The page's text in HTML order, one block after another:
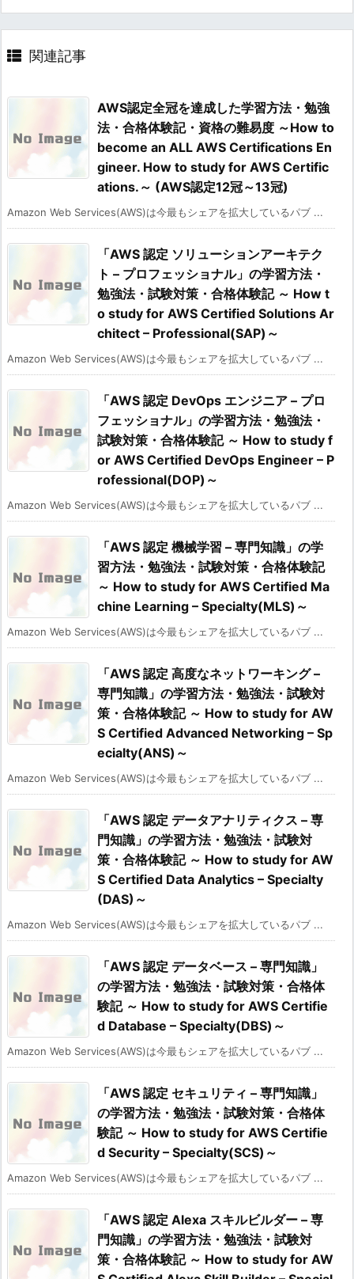
関連記事
AWS認定全冠を達成した学習方法・勉強
法・合格体験記・資格の難易度 ～How to
become an ALL AWS Certifications En
gineer. How to study for AWS Certific
ations.～ (AWS認定12冠～13冠)
Amazon Web Services(AWS)は今最もシェアを拡大しているパブ ...
「AWS 認定 ソリューションアーキテク
ト – プロフェッショナル」の学習方法・
勉強法・試験対策・合格体験記 ～ How t
o study for AWS Certified Solutions Ar
chitect – Professional(SAP)～
Amazon Web Services(AWS)は今最もシェアを拡大しているパブ ...
「AWS 認定 DevOps エンジニア – プロ
フェッショナル」の学習方法・勉強法・
試験対策・合格体験記 ～ How to study f
or AWS Certified DevOps Engineer – P
rofessional(DOP)～
Amazon Web Services(AWS)は今最もシェアを拡大しているパブ ...
「AWS 認定 機械学習 – 専門知識」の学
習方法・勉強法・試験対策・合格体験記
～ How to study for AWS Certified Ma
chine Learning – Specialty(MLS)～
Amazon Web Services(AWS)は今最もシェアを拡大しているパブ ...
「AWS 認定 高度なネットワーキング –
専門知識」の学習方法・勉強法・試験対
策・合格体験記 ～ How to study for AW
S Certified Advanced Networking – Sp
ecialty(ANS)～
Amazon Web Services(AWS)は今最もシェアを拡大しているパブ ...
「AWS 認定 データアナリティクス – 専
門知識」の学習方法・勉強法・試験対
策・合格体験記 ～ How to study for AW
S Certified Data Analytics – Specialty
(DAS)～
Amazon Web Services(AWS)は今最もシェアを拡大しているパブ ...
「AWS 認定 データベース – 専門知識」
の学習方法・勉強法・試験対策・合格体
験記 ～ How to study for AWS Certifie
d Database – Specialty(DBS)～
Amazon Web Services(AWS)は今最もシェアを拡大しているパブ ...
「AWS 認定 セキュリティ – 専門知識」
の学習方法・勉強法・試験対策・合格体
験記 ～ How to study for AWS Certifie
d Security – Specialty(SCS)～
Amazon Web Services(AWS)は今最もシェアを拡大しているパブ ...
「AWS 認定 Alexa スキルビルダー – 専
門知識」の学習方法・勉強法・試験対
策・合格体験記 ～ How to study for AW